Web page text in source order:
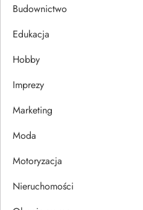
c
a
w
p
Budownictwo
Edukacja
Hobby
Imprezy
Marketing
Moda
Motoryzacja
Nieruchomości